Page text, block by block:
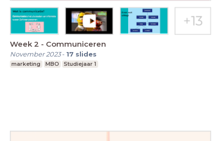
Week 2 - Communiceren
November 2023- 17 slides
marketing MBO Studiejaar 1